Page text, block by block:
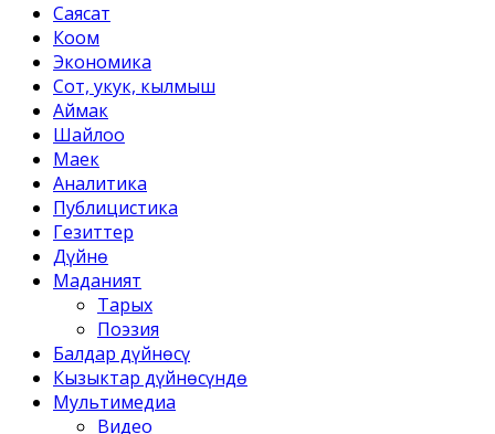
Саясат
Коом
Экономика
Сот, укук, кылмыш
Аймак
Шайлоо
Маек
Аналитика
Публицистика
Гезиттер
Дүйнө
Маданият
Тарых
Поэзия
Балдар дүйнөсү
Кызыктар дүйнөсүндө
Мультимедиа
Видео